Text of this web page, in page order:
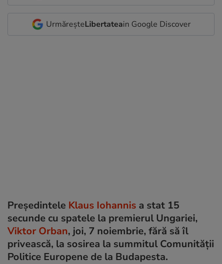
UrmăreșteLibertateain Google Discover
Președintele Klaus Iohannis a stat 15
secunde cu spatele la premierul Ungariei,
Viktor Orban, joi, 7 noiembrie, fără să îl
privească, la sosirea la summitul Comunităţii
Politice Europene de la Budapesta.